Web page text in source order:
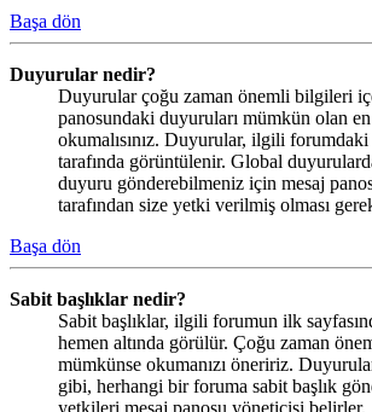
Başa dön
Duyurular nedir?
Duyurular çoğu zaman önemli bilgileri
panosundaki duyuruları mümkün olan en
okumalısınız. Duyurular, ilgili forumdaki
tarafında görüntülenir. Global
duyuru gönderebilmeniz için mesaj
tarafından size yetki verilmiş olması
Başa dön
Sabit başlıklar nedir?
Sabit başlıklar, ilgili forumun ilk
hemen altında görülür. Çoğu zaman
mümkünse okumanızı öneririz.
gibi, herhangi bir foruma sabit başlık
yetkileri mesaj panosu yöneticisi belirler.